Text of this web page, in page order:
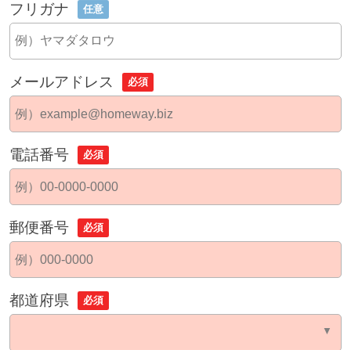
フリガナ 任意
メールアドレス 必須
電話番号 必須
郵便番号 必須
都道府県 必須